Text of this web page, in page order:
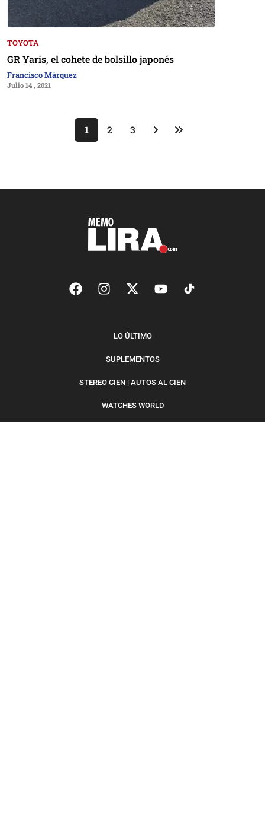
TOYOTA
GR Yaris, el cohete de bolsillo japonés
Francisco Márquez
Julio 14 , 2021
1 2 3
LO ÚLTIMO
SUPLEMENTOS
STEREO CIEN | AUTOS AL CIEN
WATCHES WORLD